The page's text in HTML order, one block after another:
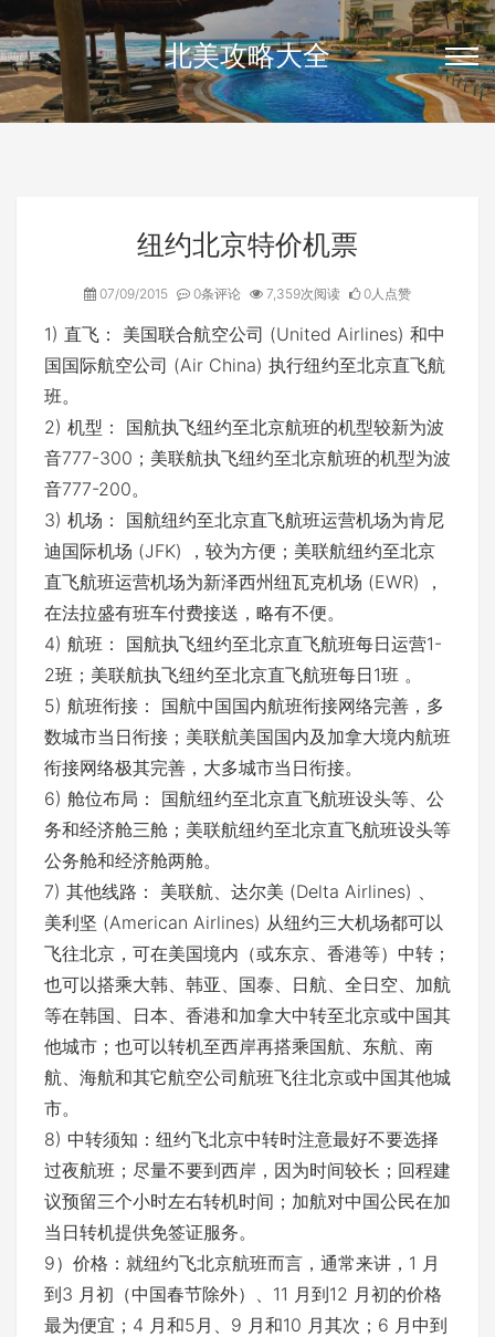
北美攻略大全
纽约北京特价机票
07/09/2015 0条评论 7,359次阅读 0人点赞
1) 直飞： 美国联合航空公司 (United Airlines) 和中
国国际航空公司 (Air China) 执行纽约至北京直飞航
班。
2) 机型： 国航执飞纽约至北京航班的机型较新为波
音777-300；美联航执飞纽约至北京航班的机型为波
音777-200。
3) 机场： 国航纽约至北京直飞航班运营机场为肯尼
迪国际机场 (JFK) ，较为方便；美联航纽约至北京
直飞航班运营机场为新泽西州纽瓦克机场 (EWR) ，
在法拉盛有班车付费接送，略有不便。
4) 航班： 国航执飞纽约至北京直飞航班每日运营1-
2班；美联航执飞纽约至北京直飞航班每日1班 。
5) 航班衔接： 国航中国国内航班衔接网络完善，多
数城市当日衔接；美联航美国国内及加拿大境内航班
衔接网络极其完善，大多城市当日衔接。
6) 舱位布局： 国航纽约至北京直飞航班设头等、公
务和经济舱三舱；美联航纽约至北京直飞航班设头等
公务舱和经济舱两舱。
7) 其他线路： 美联航、达尔美 (Delta Airlines) 、
美利坚 (American Airlines) 从纽约三大机场都可以
飞往北京，可在美国境内（或东京、香港等）中转；
也可以搭乘大韩、韩亚、国泰、日航、全日空、加航
等在韩国、日本、香港和加拿大中转至北京或中国其
他城市；也可以转机至西岸再搭乘国航、东航、南
航、海航和其它航空公司航班飞往北京或中国其他城
市。
8) 中转须知：纽约飞北京中转时注意最好不要选择
过夜航班；尽量不要到西岸，因为时间较长；回程建
议预留三个小时左右转机时间；加航对中国公民在加
当日转机提供免签证服务。
9）价格：就纽约飞北京航班而言，通常来讲，1 月
到3 月初（中国春节除外）、11 月到12 月初的价格
最为便宜；4 月和5月、9 月和10 月其次；6 月中到